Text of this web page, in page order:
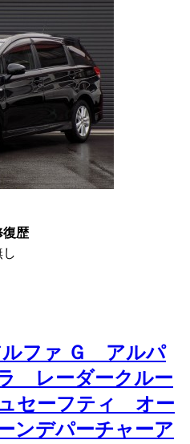
復歴
し
ルファ Ｇ アルパ
レーダークルー
セーフティ オー
ンデパーチャーア